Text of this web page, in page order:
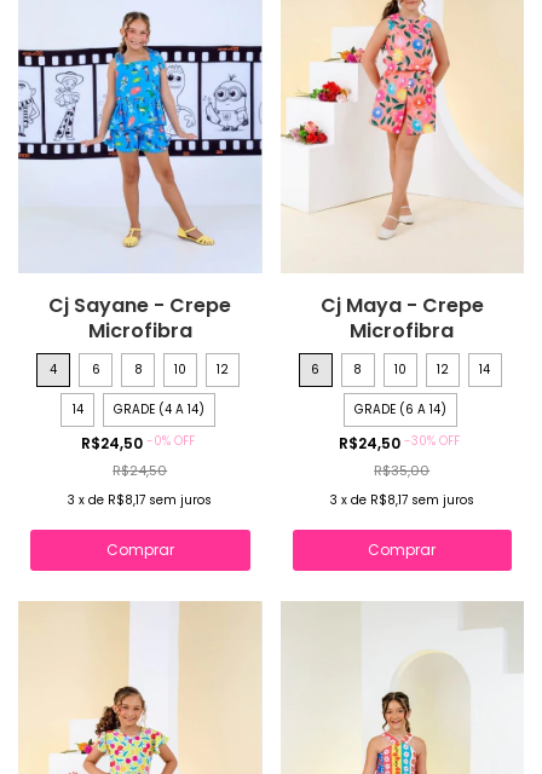
Cj Sayane - Crepe
Microfibra
4 6 8 10 12
14 GRADE (4 A 14)
R$24,50 -0% OFF
R$24,50
3 xde R$8,17 sem juros
Comprar
Cj Maya - Crepe
Microfibra
6 8 10 12 14
GRADE (6 A 14)
R$24,50-30%OFF
R$35,00
3 x de R$8,17 sem juros
Comprar